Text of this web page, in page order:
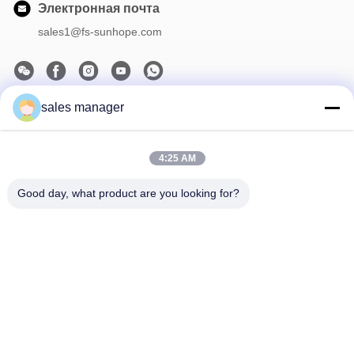
Электронная почта
sales1@fs-sunhope.com
Наша рассылка
получения скидок и прочего.
sales manager
4:25 AM
Good day, what product are you looking for?